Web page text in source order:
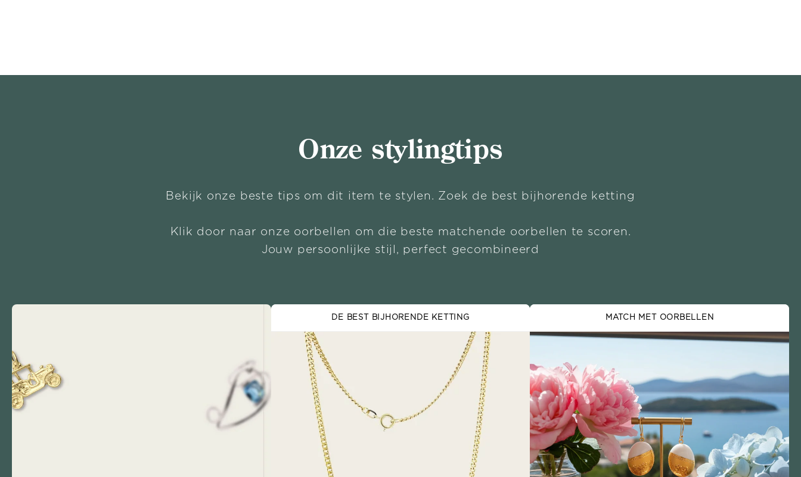
Onze stylingtips
Bekijk onze beste tips om dit item te stylen. Zoek de best bijhorende ketting
Klik door naar onze oorbellen om die beste matchende oorbellen te scoren.
Jouw persoonlijke stijl, perfect gecombineerd
DE BEST BIJHORENDE KETTING MATCH MET OORBELLEN